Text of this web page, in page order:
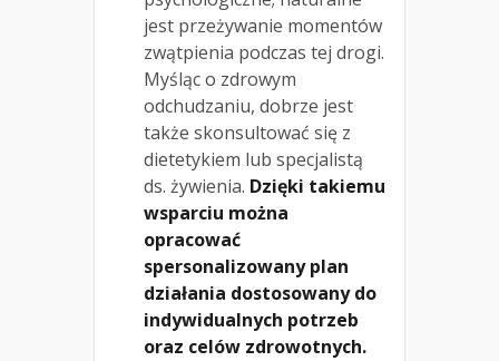
jest przeżywanie momentów
zwątpienia podczas tej drogi.
Myśląc o zdrowym
odchudzaniu, dobrze jest
także skonsultować się z
dietetykiem lub specjalistą
ds. żywienia. Dzięki takiemu
wsparciu można
opracować
spersonalizowany plan
działania dostosowany do
indywidualnych potrzeb
oraz celów zdrowotnych.